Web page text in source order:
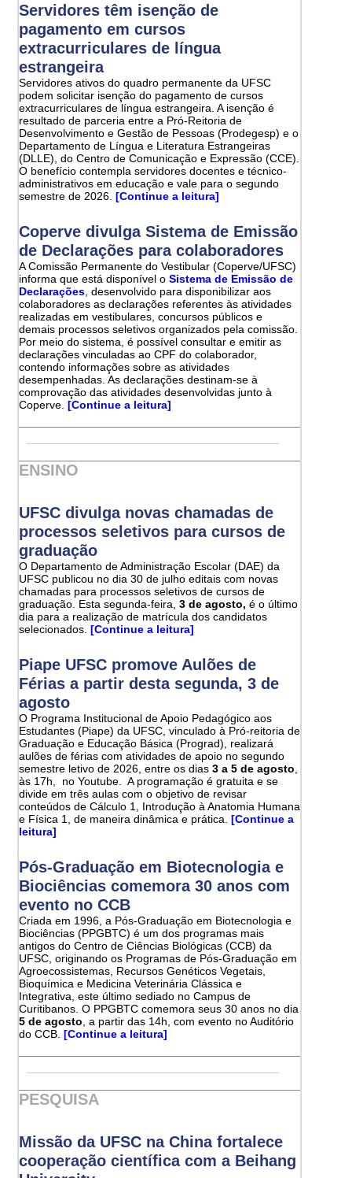
Servidores têm isenção de
pagamento em cursos
extracurriculares de língua
estrangeira
Servidores ativos do quadro permanente da UFSC
podem solicitar isenção do pagamento de cursos
extracurriculares de língua estrangeira. A isenção é
resultado de parceria entre a Pró-Reitoria de
Desenvolvimento e Gestão de Pessoas (Prodegesp) e o
Departamento de Língua e Literatura Estrangeiras
(DLLE), do Centro de Comunicação e Expressão (CCE).
O benefício contempla servidores docentes e técnico-
administrativos em educação e vale para o segundo
semestre de 2026. [Continue a leitura]
Coperve divulga Sistema de Emissão
de Declarações para colaboradores
A Comissão Permanente do Vestibular (Coperve/UFSC)
informa que está disponível oSistema de Emissão de
Declarações , desenvolvido para disponibilizar aos
colaboradores as declarações referentes às atividades
realizadas em vestibulares, concursos públicos e
demais processos seletivos organizados pela comissão.
Por meio do sistema, é possível consultar e emitir as
declarações vinculadas ao CPF do colaborador,
contendo informações sobre as atividades
desempenhadas. As declarações destinam-se à
comprovação das atividades desenvolvidas junto à
Coperve.[Continue a leitura]
ENSINO
UFSC divulga novas chamadas de
processos seletivos para cursos de
graduação
O Departamento de Administração Escolar (DAE) da
UFSC publicou no dia 30 de julho editais com novas
chamadas para processos seletivos de cursos de
graduação. Esta segunda-feira,3 de agosto, é o último
dia para a realização de matrícula dos candidatos
selecionados.[Continue a leitura]
Piape UFSC promove Aulões de
Férias a partir desta segunda, 3 de
agosto
O Programa Institucional de Apoio Pedagógico aos
Estudantes (Piape) da UFSC, vinculado à Pró-reitoria de
Graduação e Educação Básica (Prograd), realizará
aulões de férias com atividades de apoio no segundo
semestre letivo de 2026, entre os dias3 a 5 de agosto
às 17h, no Youtube. A programação é gratuita e se
divide em três aulas com o objetivo de revisar
conteúdos de Cálculo 1, Introdução à Anatomia Humana
e Física 1, de maneira dinâmica e prática. [Continue a
leitura]
Pós-Graduação em Biotecnologia e
Biociências comemora 30 anos com
evento no CCB
Criada em 1996, a Pós-Graduação em Biotecnologia e
Biociências (PPGBTC) é um dos programas mais
antigos do Centro de Ciências Biológicas (CCB) da
UFSC, originando os Programas de Pós-Graduação em
Agroecossistemas, Recursos Genéticos Vegetais,
Bioquímica e Medicina Veterinária Clássica e
Integrativa, este último sediado no Campus de
Curitibanos. O PPGBTC comemora seus 30 anos no dia
5 de agosto , a partir das 14h, com evento no Auditório
do CCB. [Continue a leitura]
PESQUISA
Missão da UFSC na China fortalece
cooperação científica com a Beihang